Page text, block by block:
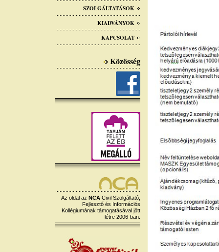
SZOLGÁLTATÁSOK
KIADVÁNYOK
KAPCSOLAT
Közösség
Az oldal az NCA Civil Szolgáltató,
Fejlesztő és Információs
Kollégiumának támogatásával jött
létre 2006-ban.